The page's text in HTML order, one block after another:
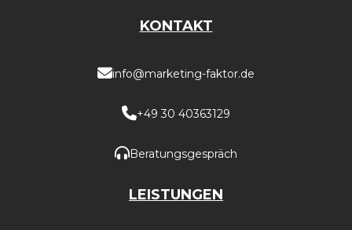
KONTAKT
info@marketing-faktor.de
+49 30 40363129
Beratungsgespräch
LEISTUNGEN